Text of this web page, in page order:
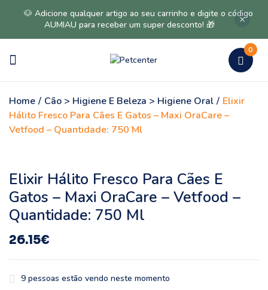
🐶 Adicione qualquer artigo ao seu carrinho e digite o código
AUMIAU para receber um super desconto! 🎁
0
Home / Cão > Higiene E Beleza > Higiene Oral / Elixir
Hálito Fresco Para Cães E Gatos – Maxi OraCare –
Vetfood – Quantidade: 750 Ml
Elixir Hálito Fresco Para Cães E
Gatos – Maxi OraCare – Vetfood –
Quantidade: 750 Ml
26.15€
11pessoas estão vendo neste momento